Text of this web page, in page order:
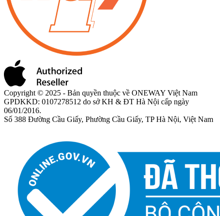
Copyright © 2025 - Bản quyền thuộc về ONEWAY Việt Nam
GPDKKD: 0107278512 do sở KH & ĐT Hà Nội cấp ngày
06/01/2016.
Số 388 Đường Cầu Giấy, Phường Cầu Giấy, TP Hà Nội, Việt Nam